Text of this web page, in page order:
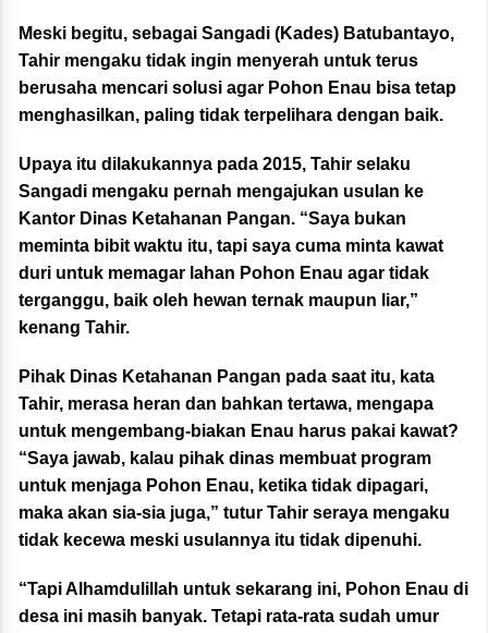
Meski begitu, sebagai Sangadi (Kades) Batubantayo,
Tahir mengaku tidak ingin menyerah untuk terus
berusaha mencari solusi agar Pohon Enau bisa tetap
menghasilkan, paling tidak terpelihara dengan baik.
Upaya itu dilakukannya pada 2015, Tahir selaku
Sangadi mengaku pernah mengajukan usulan ke
Kantor Dinas Ketahanan Pangan. “Saya bukan
meminta bibit waktu itu, tapi saya cuma minta kawat
duri untuk memagar lahan Pohon Enau agar tidak
terganggu, baik oleh hewan ternak maupun liar,”
kenang Tahir.
Pihak Dinas Ketahanan Pangan pada saat itu, kata
Tahir, merasa heran dan bahkan tertawa, mengapa
untuk mengembang-biakan Enau harus pakai kawat?
“Saya jawab, kalau pihak dinas membuat program
untuk menjaga Pohon Enau, ketika tidak dipagari,
maka akan sia-sia juga,” tutur Tahir seraya mengaku
tidak kecewa meski usulannya itu tidak dipenuhi.
“Tapi Alhamdulillah untuk sekarang ini, Pohon Enau di
desa ini masih banyak. Tetapi rata-rata sudah umur